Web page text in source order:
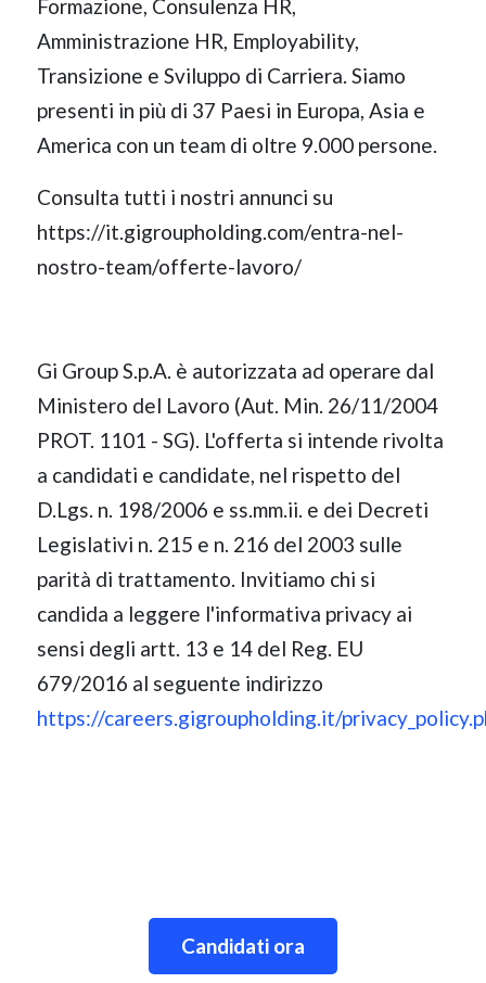
Formazione, Consulenza HR,
Amministrazione HR, Employability,
Transizione e Sviluppo di Carriera. Siamo
presenti in più di 37 Paesi in Europa, Asia e
America con un team di oltre 9.000 persone.
Consulta tutti i nostri annunci su
https://it.gigroupholding.com/entra-nel-
nostro-team/offerte-lavoro/
Gi Group S.p.A. è autorizzata ad operare dal
Ministero del Lavoro (Aut. Min. 26/11/2004
PROT. 1101 - SG). L'offerta si intende rivolta
a candidati e candidate, nel rispetto del
D.Lgs. n. 198/2006 e ss.mm.ii. e dei Decreti
Legislativi n. 215 e n. 216 del 2003 sulle
parità di trattamento. Invitiamo chi si
candida a leggere l'informativa privacy ai
sensi degli artt. 13 e 14 del Reg. EU
679/2016 al seguente indirizzo
https://careers.gigroupholding.it/
Candidati ora